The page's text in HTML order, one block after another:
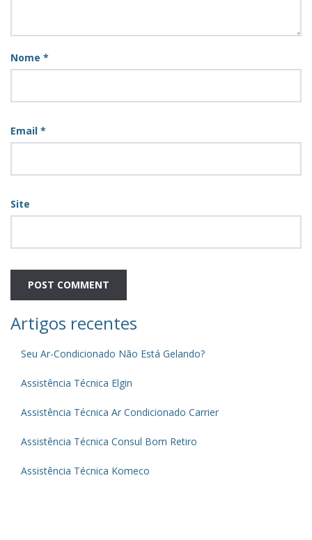
Nome *
Email *
Site
Artigos recentes
Seu Ar-Condicionado Não Está Gelando?
Assistência Técnica Elgin
Assistência Técnica Ar Condicionado Carrier
Assistência Técnica Consul Bom Retiro
Assistência Técnica Komeco